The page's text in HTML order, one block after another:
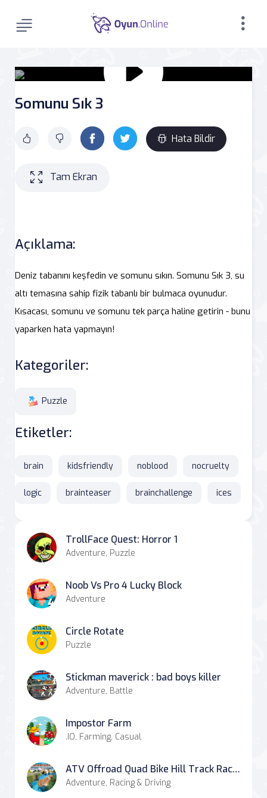
Somunu Sık 3
Hata Bildir
Tam Ekran
Açıklama:
Deniz tabanını keşfedin ve somunu sıkın. Somunu Sık 3, su
altı temasına sahip fizik tabanlı bir bulmaca oyunudur.
Kısacası, somunu ve somunu tek parça haline getirin - bunu
yaparken hata yapmayın!
Kategoriler:
Puzzle
Etiketler:
brain kidsfriendly noblood nocruelty
logic brainteaser brainchallenge ices
TrollFace Quest: Horror 1
Adventure, Puzzle
Noob Vs Pro 4 Lucky Block
Adventure
Circle Rotate
Puzzle
Stickman maverick : bad boys killer
Adventure, Battle
Impostor Farm
.IO, Farming, Casual
ATV Offroad Quad Bike Hill Track Racing Mania
Adventure, Racing & Driving